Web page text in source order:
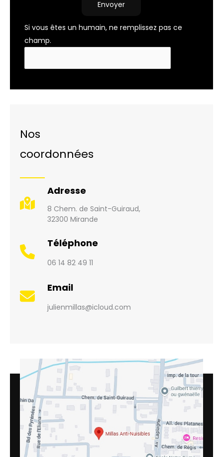
Envoyer
Si vous êtes un humain, ne remplissez pas ce
champ.
Nos
coordonnées
Adresse
8 Chem. de Saint-Guiraud,
32300 Mirande
Téléphone
06 14 82 49 11
Email
julienmillas@icloud.com